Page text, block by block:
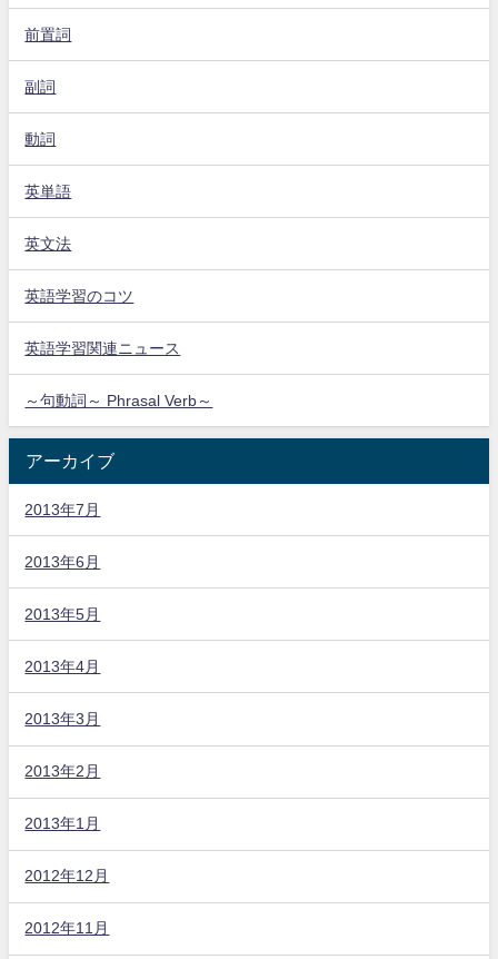
前置詞
副詞
動詞
英単語
英文法
英語学習のコツ
英語学習関連ニュース
～句動詞～ Phrasal Verb～
アーカイブ
2013年7月
2013年6月
2013年5月
2013年4月
2013年3月
2013年2月
2013年1月
2012年12月
2012年11月